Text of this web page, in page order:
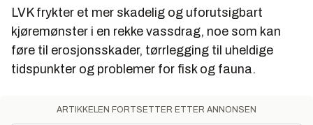
LVK frykter et mer skadelig og uforutsigbart
kjøremønster i en rekke vassdrag, noe som kan
føre til erosjonsskader, tørrlegging til uheldige
tidspunkter og problemer for fisk og fauna.
ARTIKKELEN FORTSETTER ETTER ANNONSEN